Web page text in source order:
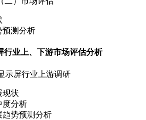
测分析
行业上、下游市场评估分析
屏行业上游调研
状
分析
预测分析